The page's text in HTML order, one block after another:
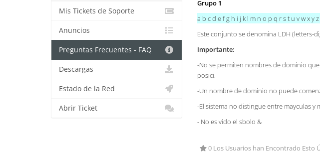
Grupo 1
a b c d e f g h i j k l m n o p q r s t u v w x y
Este conjunto se denomina LDH (letters-
Importante:
-No se permiten nombres de dominio
posici.
-Un nombre de dominio no puede
-El sistema no distingue entre mayculas
- No es vido el sbolo &
0 Los Usuarios han Encontrado Esto
Mis Tickets de Soporte
Anuncios
Preguntas Frecuentes - FAQ
Descargas
Estado de la Red
Abrir Ticket